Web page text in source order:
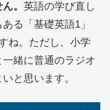
。 英語の学び直し
る「基礎英語1」
ね。ただし、小学
緒に普通のラジオ
と思います。